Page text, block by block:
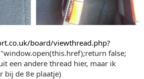
board/viewthread.php?
false;
een andere thread hier, maar ik
bij de 8e plaatje)